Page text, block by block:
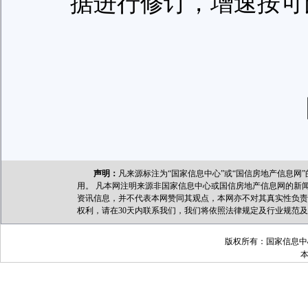
声明： 凡来源标注为“国家信息中心”或“国信房地产信息
用。 凡本网注明来源非国家信息中心或国信房地产信息网的
资讯信息，并不代表本网赞同其观点，本网亦不对其真实性负
权利，请在30天内联系我们，我们将依照法律规定及行业规范
版权所有：国家信息